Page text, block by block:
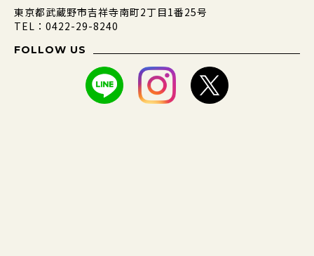
東京都武蔵野市吉祥寺南町2丁目1番25号
TEL：0422-29-8240
FOLLOW US